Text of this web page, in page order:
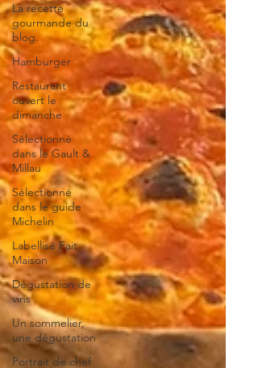
La recette
gourmande du
blog.
Hamburger
Restaurant
ouvert le
dimanche
Sélectionné
dans le Gault &
Millau
Sélectionné
dans le guide
Michelin
Labellisé Fait
Maison
Dégustation de
vins
Un sommelier,
une dégustation
Portrait de chef